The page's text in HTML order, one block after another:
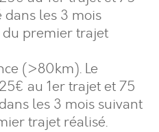
les 3 mois
premier trajet
(>80km). Le
au 1er trajet et 75
les 3 mois suivant
trajet réalisé.